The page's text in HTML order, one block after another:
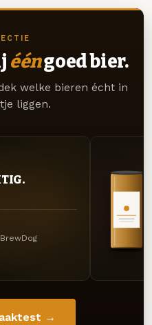
ééngoed bier.
welke bieren écht in
liggen.
→